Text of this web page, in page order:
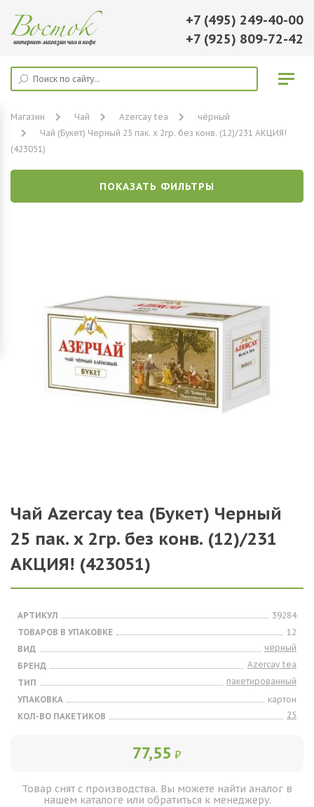
+7 (495) 249-40-00
+7 (925) 809-72-42
Магазин Чай Azercay tea
чёрный
Чай (Букет) Черный 25 пак. х 2гр. без конв. (12)/231 АКЦИЯ!
(423051)
ПОКАЗАТЬ ФИЛЬТРЫ
Чай Azercay tea (Букет) Черный
25 пак. х 2гр. без конв. (12)/231
АКЦИЯ! (423051)
АРТИКУЛ
39284
ТОВАРОВ В УПАКОВКЕ
12
ВИД
чёрный
БРЕНД
Azercay tea
ТИП
пакетированный
УПАКОВКА
картон
КОЛ-ВО ПАКЕТИКОВ
25
77,55 ₽
Товар снят с производства. Вы можете найти аналог в
нашем каталоге или обратиться к менеджеру.